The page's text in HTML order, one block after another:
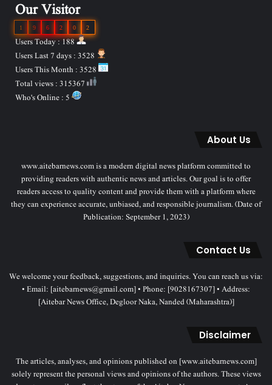
Our Visitor
2
0
2
6
9
1
Users Today : 188
About Us
www.aitebarnews.com is a modern digital news platform committed to
providing readers with authentic news and articles. Our goal is to offer
readers access to quality content and provide them with a platform where
they can experience accurate, unbiased, and responsible journalism. (Date of
Publication: September 1, 2023)
Contact Us
We welcome your feedback, suggestions, and inquiries. You can reach us via:
• Email: [aitebarnews@gmail.com] • Phone: [9028167307] • Address:
[Aitebar News Office, Degloor Naka, Nanded (Maharashtra)]
Disclaimer
The articles, analyses, and opinions published on [www.aitebarnews.com]
solely represent the personal views and opinions of the authors. These views